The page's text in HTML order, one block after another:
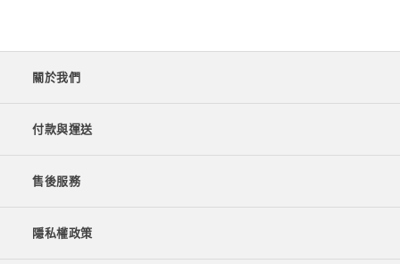
關於我們
付款與運送
售後服務
隱私權政策